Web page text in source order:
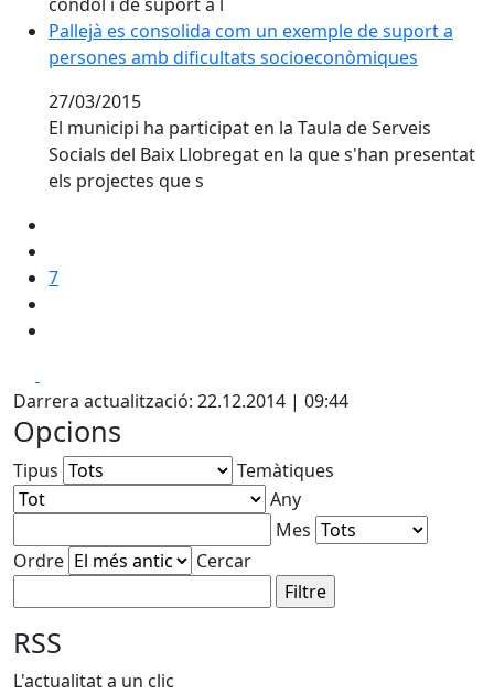
Pallejà es consolida com un exemple de suport a
Pallejà es consolida com un exemple de suport a
persones amb dificultats socioeconòmiques
27/03/2015
El municipi ha participat en la Taula de Serveis
Socials del Baix Llobregat en la que s'han presentat
els projectes que s
7
Darrera actualització: 22.12.2014 | 09:44
Opcions
Tipus
Temàtiques
Any
Mes
Ordre
Cercar
RSS
L'actualitat a un clic